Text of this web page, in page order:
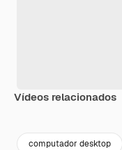
Vídeos relacionados
computador desktop